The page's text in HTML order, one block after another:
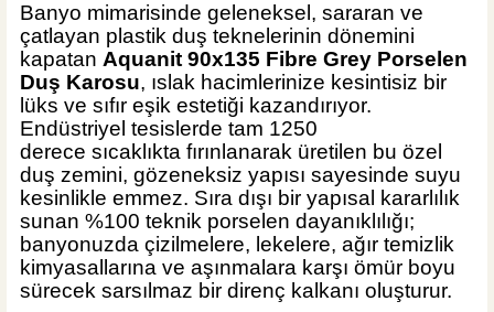
Banyo mimarisinde geleneksel, sararan ve
çatlayan plastik duş teknelerinin dönemini
kapatan Aquanit 90x135 Fibre Grey Porselen
Duş Karosu, ıslak hacimlerinize kesintisiz bir
lüks ve sıfır eşik estetiği kazandırıyor.
Endüstriyel tesislerde tam 1250
derece sıcaklıkta fırınlanarak üretilen bu özel
duş zemini, gözeneksiz yapısı sayesinde suyu
kesinlikle emmez. Sıra dışı bir yapısal kararlılık
sunan %100 teknik porselen dayanıklılığı;
banyonuzda çizilmelere, lekelere, ağır temizlik
kimyasallarına ve aşınmalara karşı ömür boyu
sürecek sarsılmaz bir direnç kalkanı oluşturur.